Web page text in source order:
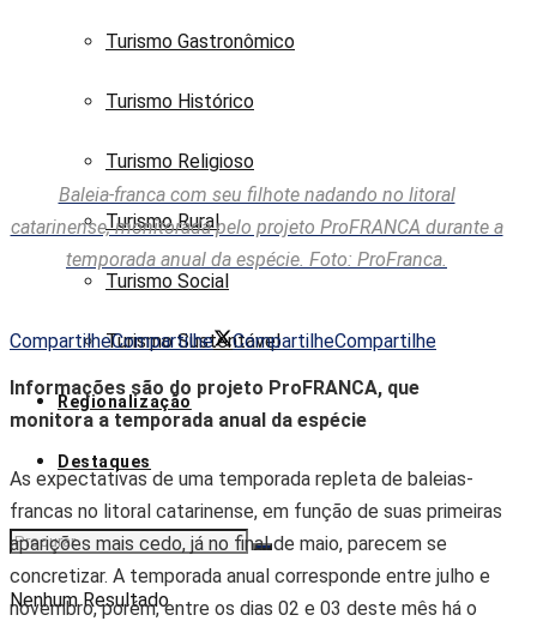
Turismo Gastronômico
Turismo Histórico
Turismo Religioso
Turismo Rural
Turismo Social
Turismo Sustentável
Regionalização
Destaques
Nenhum Resultado
Baleia-franca com seu filhote nadando no litoral
catarinense, monitorada pelo projeto ProFRANCA durante a
temporada anual da espécie. Foto: ProFranca.
CompartilheCompartilhe CompartilheCompartilhe
Informações são do projeto ProFRANCA, que
monitora a temporada anual da espécie
As expectativas de uma temporada repleta de baleias-
francas no litoral catarinense, em função de suas primeiras
aparições mais cedo, já no final de maio, parecem se
concretizar. A temporada anual corresponde entre julho e
novembro, porém, entre os dias 02 e 03 deste mês há o